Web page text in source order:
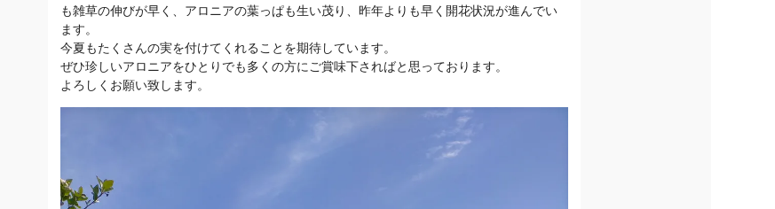
も雑草の伸びが早く、アロニアの葉っぱも生い茂り、昨年よりも早く開花状況が進んでい
ます。
今夏もたくさんの実を付けてくれることを期待しています。
ぜひ珍しいアロニアをひとりでも多くの方にご賞味下さればと思っております。
よろしくお願い致します。